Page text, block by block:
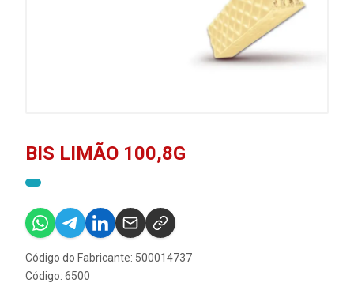
BIS LIMÃO 100,8G
Código do Fabricante: 500014737
Código: 6500